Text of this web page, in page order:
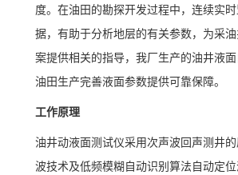
度。在油田的勘探开发过程中，连续实
据，有助于分析地层的有关参数，为采
案提供相关的指导，我厂生产的油井液
油田生产完善液面参数提供可靠保障。
工作原理
油井动液面测试仪采用次声波回声测井
波技术及低频模糊自动识别算法自动定